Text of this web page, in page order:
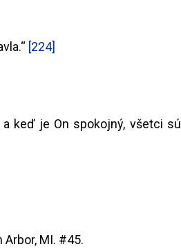
[224]
keď je On spokojný, všetci sú
MI. #45.